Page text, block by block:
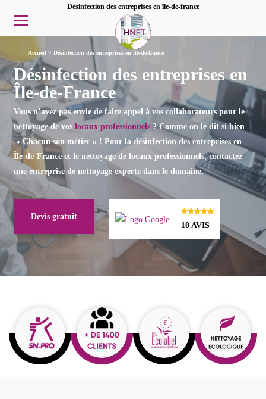
Désinfection des entreprises en île-de-france
Désinfection des entreprises en
Île-de-France
Vous n’avez pas envie de faire appel à vos collaborateurs pour le
nettoyage de vos locaux professionnels ? Comme on le dit si bien
» Chacun son métier» ! Pour ladésinfection des entreprises en
Île-de-Franceet le nettoyage de locaux professionnels, contactez
une entreprise de nettoyage experte dans le domaine.
Devis gratuit
10 AVIS
Accueil > Désinfection des entreprises en île-de-france